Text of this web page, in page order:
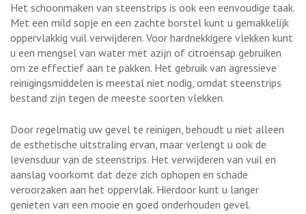
Het schoonmaken van steenstrips is ook een eenvoudige taak.
Met een mild sopje en een zachte borstel kunt u gemakkelijk
oppervlakkig vuil verwijderen. Voor hardnekkigere vlekken kunt
u een mengsel van water met azijn of citroensap gebruiken
om ze effectief aan te pakken. Het gebruik van agressieve
reinigingsmiddelen is meestal niet nodig, omdat steenstrips
bestand zijn tegen de meeste soorten vlekken.
Door regelmatig uw gevel te reinigen, behoudt u niet alleen
de esthetische uitstraling ervan, maar verlengt u ook de
levensduur van de steenstrips. Het verwijderen van vuil en
aanslag voorkomt dat deze zich ophopen en schade
veroorzaken aan het oppervlak. Hierdoor kunt u langer
genieten van een mooie en goed onderhouden gevel.